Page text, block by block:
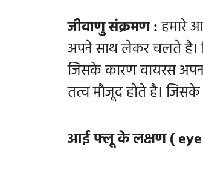
जीवाणु संक्रमण :हमारे
अपने साथ लेकर चलते है।
जिसके कारण वायरस
तत्व मौजूद होते है।
आई फ्लू के लक्षण (